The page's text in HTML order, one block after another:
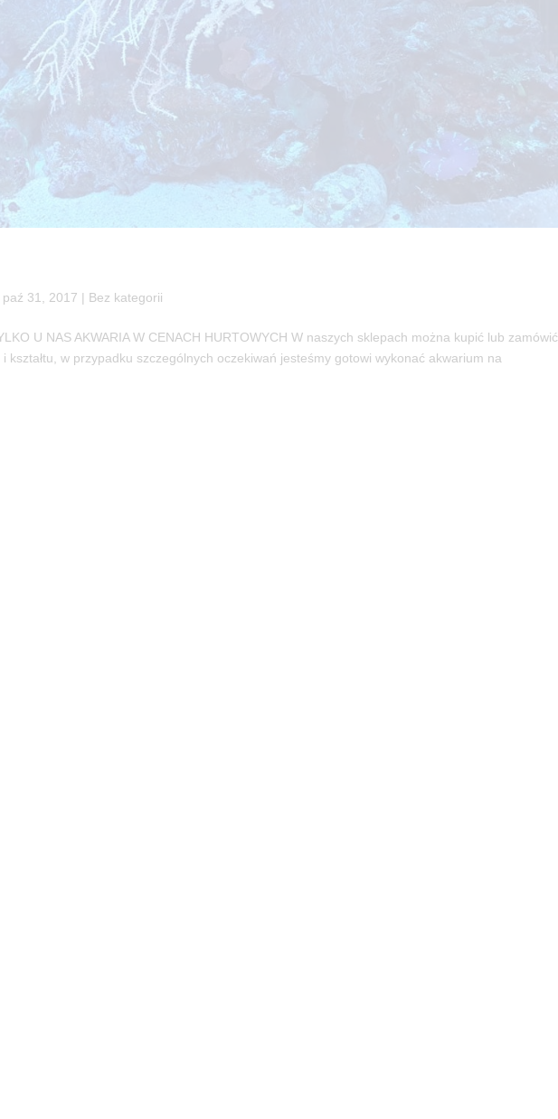
paź 31, 2017 | Bez kategorii
NAS AKWARIA W CENACH HURTOWYCH W naszych sklepach można kupić lub zamówić
kształtu, w przypadku szczególnych oczekiwań jesteśmy gotowi wykonać akwarium na